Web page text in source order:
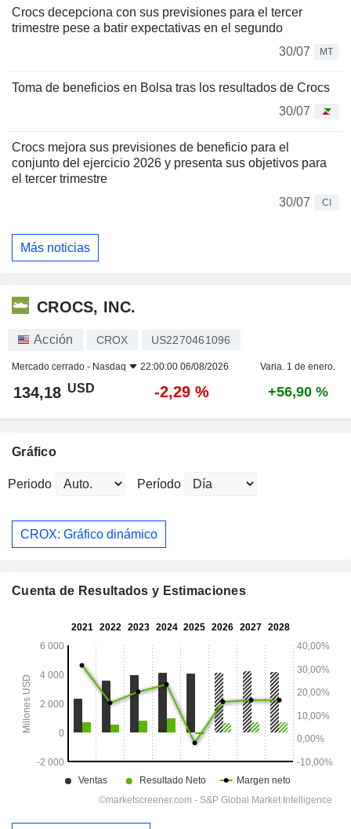
Crocs decepciona con sus previsiones para el tercer
trimestre pese a batir expectativas en el segundo
30/07
MT
Toma de beneficios en Bolsa tras los resultados de Crocs
30/07
Crocs mejora sus previsiones de beneficio para el
conjunto del ejercicio 2026 y presenta sus objetivos para
el tercer trimestre
30/07
CI
Más noticias
CROCS, INC.
Acción CROX US2270461096
Mercado cerrado - Nasdaq 22:00:00 06/08/2026 Varia. 1 de enero.
134,18 USD -2,29 % +56,90 %
Gráfico
Periodo Período
CROX: Gráfico dinámico
Cuenta de Resultados y Estimaciones